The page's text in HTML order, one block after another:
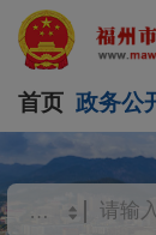
首页 政务公